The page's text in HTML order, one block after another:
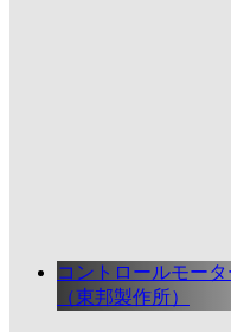
コントロールモータ
（東邦製作所）